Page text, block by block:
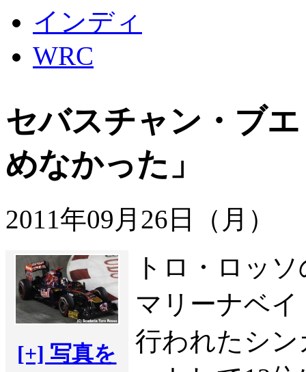
インディ
WRC
セバスチャン・ブ
めなかった」
2011年09月26日（月）
[+] 写真を
トロ・ロッ
マリーナベ
行われたシン